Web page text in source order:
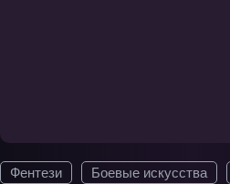
Фентези Боевые искусства